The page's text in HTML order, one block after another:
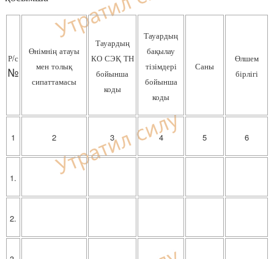
Р/с
№
Өнімнің атауы
мен толық
сипаттамасы
Тауардың
КО СЭҚ ТН
бойынша
коды
Тауардың
бақылау
тізімдері
бойынша
коды
Саны
Өлшем
бірлігі
1 2 3 4 5 6
1.
2.